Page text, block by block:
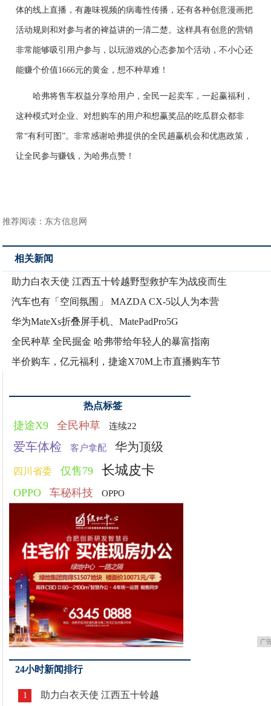
体的线上直播，有趣味视频的病毒性传播，还有各种创意漫画把
活动规则和对参与者的裨益讲的一清二楚。这样具有创意的营销
非常能够吸引用户参与，以玩游戏的心态参加个活动，不小心还
能赚个价值1666元的黄金，想不种草难 ！
哈弗将售车权益分享给用户，全民一起卖车，一起赢福利 ，
这种模式对企业、对想购车的用户和想赢奖品的吃瓜群众都非
常“有利可图”。非常感谢哈弗提供的全民趟赢机会和优惠政策，
让全民参与赚钱，为哈弗点赞！
推荐阅读： 东方信息网
相关新闻
助力白衣天使 江西五十铃越野型救护车为战疫而生
汽车也有「空间氛围」 MAZDA CX-5以人为本营
华为MateXs折叠屏手机、MatePadPro5G
全民种草 全民掘金 哈弗带给年轻人的暴富指南
半价购车，亿元福利，捷途X70M上市直播购车节
热点标签
捷途X9 全民种草 连续22
爱车体检 客户拿配 华为顶级
四川省委 仅售79 长城皮卡
OPPO 车秘科技 OPPO
广
24小时新闻排行
1 助力白衣天使 江西五十铃越